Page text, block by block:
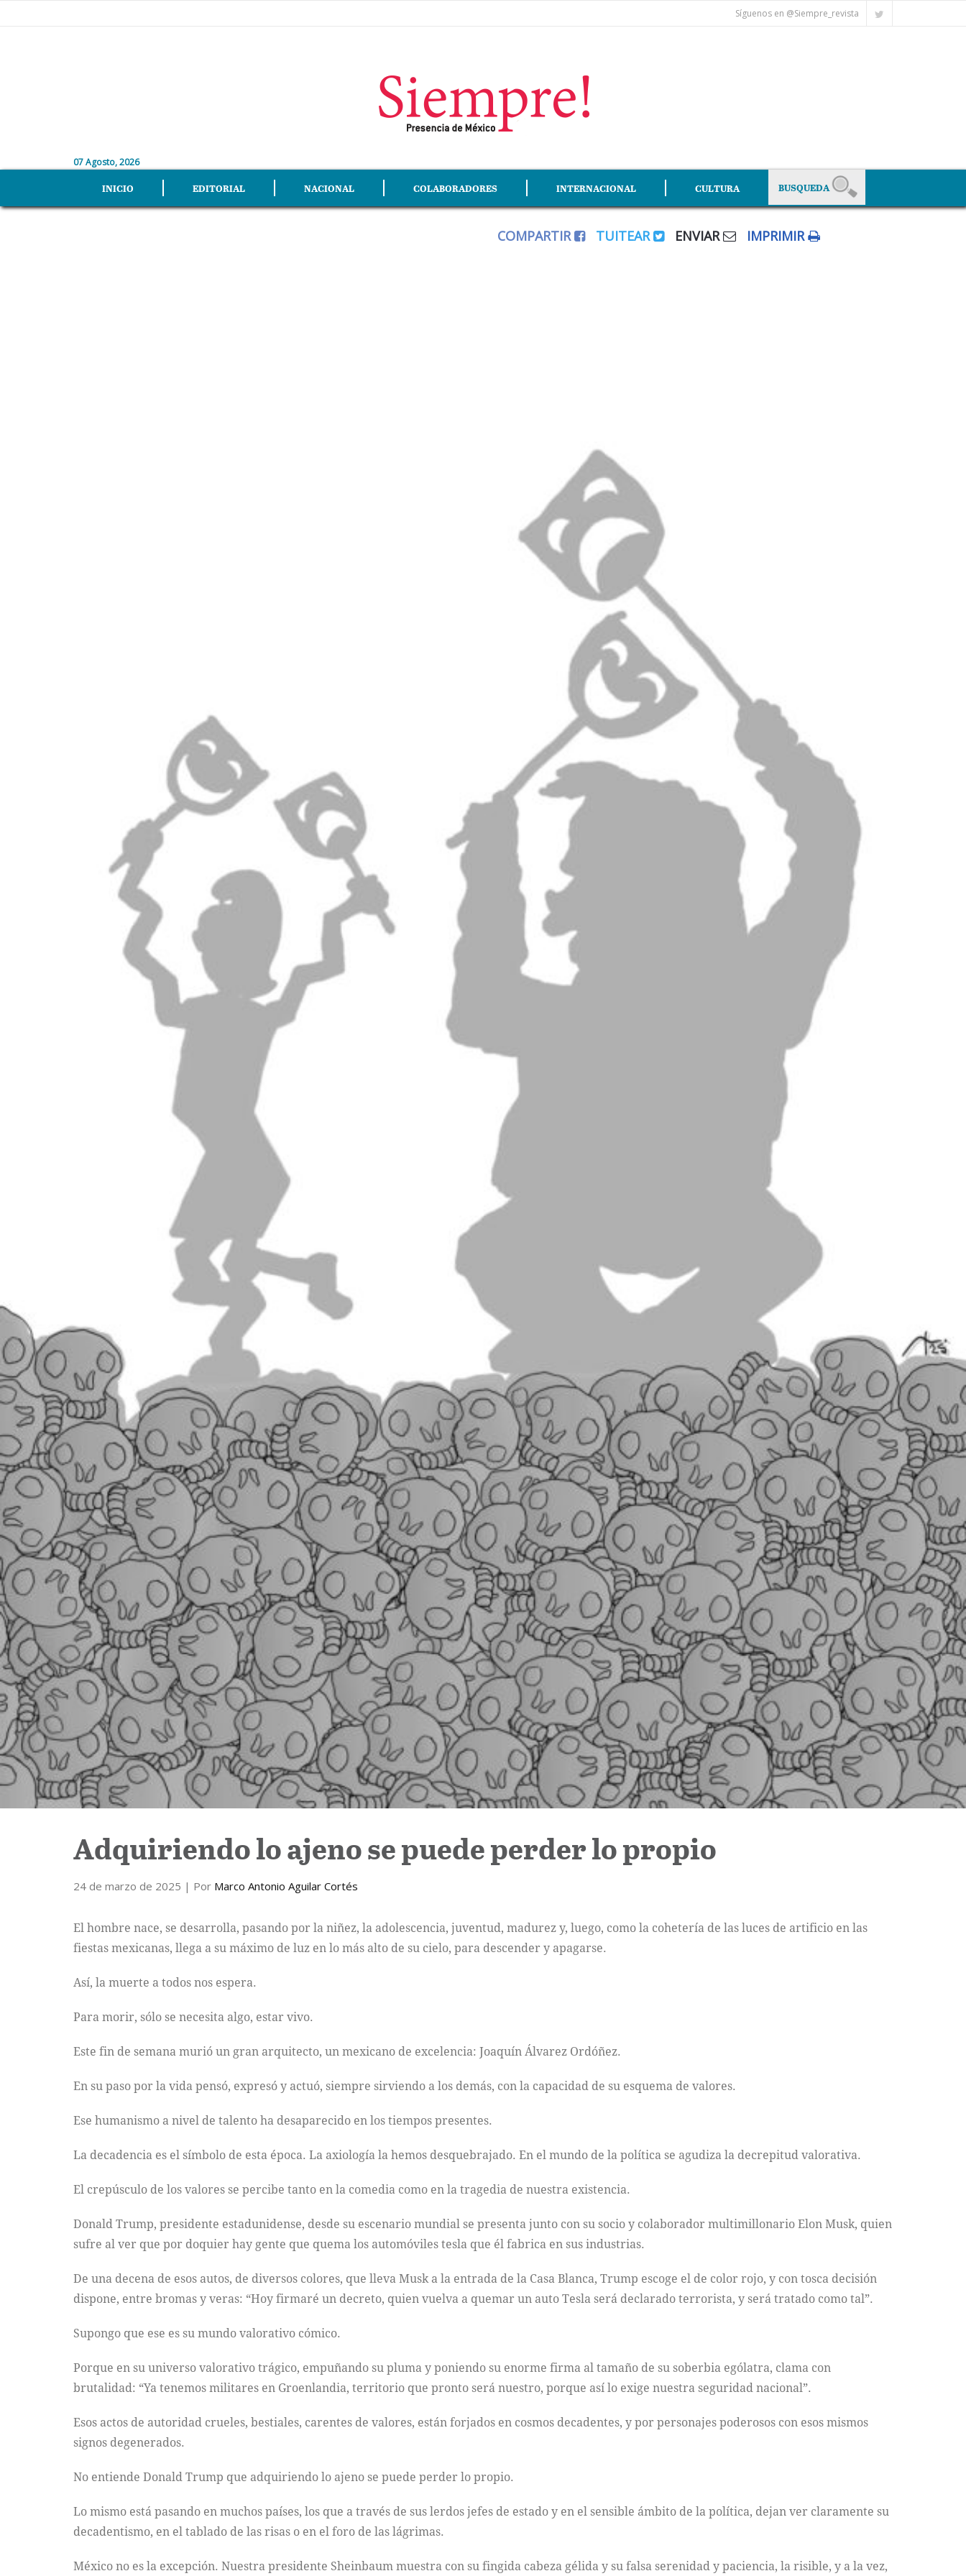
Síguenos en @Siempre_revista
07 Agosto, 2026
INICIO EDITORIAL NACIONAL COLABORADORES INTERNACIONAL CULTURA
COMPARTIR TUITEAR ENVIAR IMPRIMIR
Adquiriendo lo ajeno se puede perder lo propio
24 de marzo de 2025 | Por Marco Antonio Aguilar Cortés
El hombre nace, se desarrolla, pasando por la niñez, la adolescencia, juventud, madurez y, luego, como la cohetería de las luces de artificio en las
fiestas mexicanas, llega a su máximo de luz en lo más alto de su cielo, para descender y apagarse.
Así, la muerte a todos nos espera.
Para morir, sólo se necesita algo, estar vivo.
Este fin de semana murió un gran arquitecto, un mexicano de excelencia: Joaquín Álvarez Ordóñez.
En su paso por la vida pensó, expresó y actuó, siempre sirviendo a los demás, con la capacidad de su esquema de valores.
Ese humanismo a nivel de talento ha desaparecido en los tiempos presentes.
La decadencia es el símbolo de esta época. La axiología la hemos desquebrajado. En el mundo de la política se agudiza la decrepitud valorativa.
El crepúsculo de los valores se percibe tanto en la comedia como en la tragedia de nuestra existencia.
Donald Trump, presidente estadunidense, desde su escenario mundial se presenta junto con su socio y colaborador multimillonario Elon Musk, quien
sufre al ver que por doquier hay gente que quema los automóviles tesla que él fabrica en sus industrias.
De una decena de esos autos, de diversos colores, que lleva Musk a la entrada de la Casa Blanca, Trump escoge el de color rojo, y con tosca decisión
dispone, entre bromas y veras: “Hoy firmaré un decreto, quien vuelva a quemar un auto Tesla será declarado terrorista, y será tratado como tal”.
Supongo que ese es su mundo valorativo cómico.
Porque en su universo valorativo trágico, empuñando su pluma y poniendo su enorme firma al tamaño de su soberbia ególatra, clama con
brutalidad: “Ya tenemos militares en Groenlandia, territorio que pronto será nuestro, porque así lo exige nuestra seguridad nacional”.
Esos actos de autoridad crueles, bestiales, carentes de valores, están forjados en cosmos decadentes, y por personajes poderosos con esos mismos
signos degenerados.
No entiende Donald Trump que adquiriendo lo ajeno se puede perder lo propio.
Lo mismo está pasando en muchos países, los que a través de sus lerdos jefes de estado y en el sensible ámbito de la política, dejan ver claramente su
decadentismo, en el tablado de las risas o en el foro de las lágrimas.
México no es la excepción. Nuestra presidente Sheinbaum muestra con su fingida cabeza gélida y su falsa serenidad y paciencia, la risible, y a la vez,